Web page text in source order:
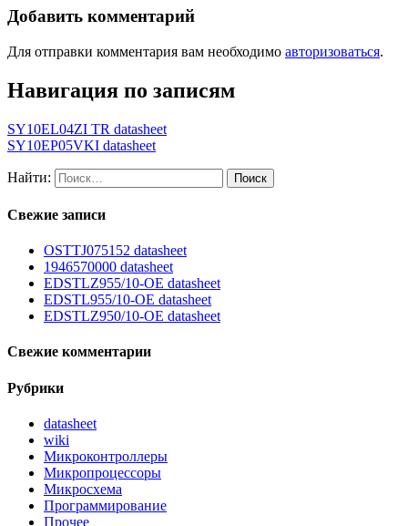
Добавить комментарий
Для отправки комментария вам необходимо авторизоваться.
Навигация по записям
SY10EL04ZI TR datasheet
SY10EP05VKI datasheet
Найти:
Свежие записи
OSTTJ075152 datasheet
1946570000 datasheet
EDSTLZ955/10-OE datasheet
EDSTL955/10-OE datasheet
EDSTLZ950/10-OE datasheet
Свежие комментарии
Рубрики
datasheet
wiki
Микроконтроллеры
Микропроцессоры
Микросхема
Программирование
Прочее